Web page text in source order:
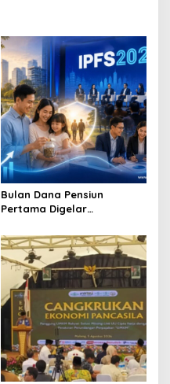
Bulan Dana Pensiun
Pertama Digelar
Perkuat Ekosistem Pensiun
Berkelanjutan